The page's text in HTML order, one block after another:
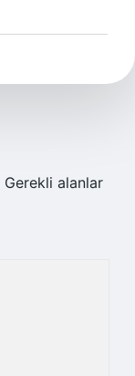
Gerekli alanlar